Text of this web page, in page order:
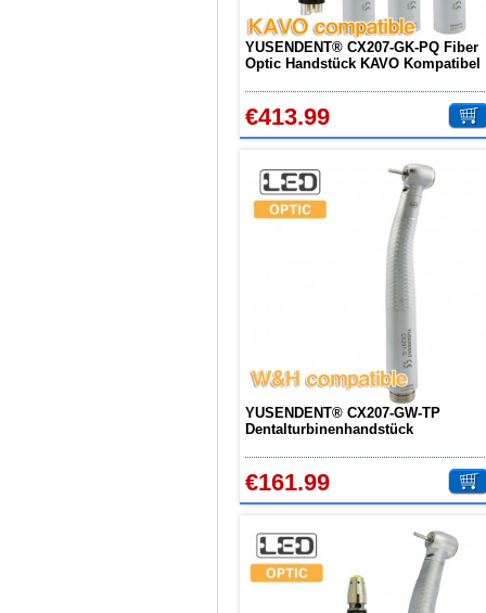
YUSENDENT® CX207-GK-PQ Fiber
Optic Handstück KAVO Kompatibel
€413.99
YUSENDENT® CX207-GW-TP
Dentalturbinenhandstück
Schnellkupplung)
€161.99